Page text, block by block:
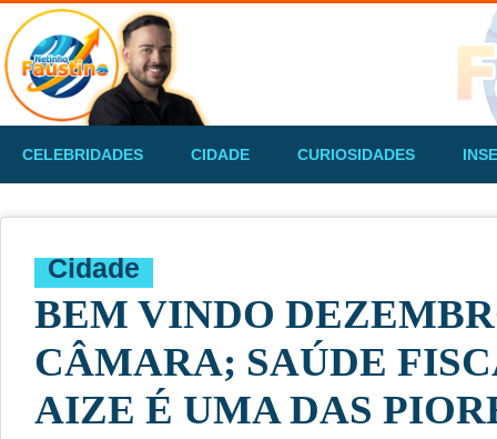
CELEBRIDADES CIDADE CURIOSIDADES
Cidade
BEM VINDO
CÂMARA; SAÚDE
AIZE É UMA DAS